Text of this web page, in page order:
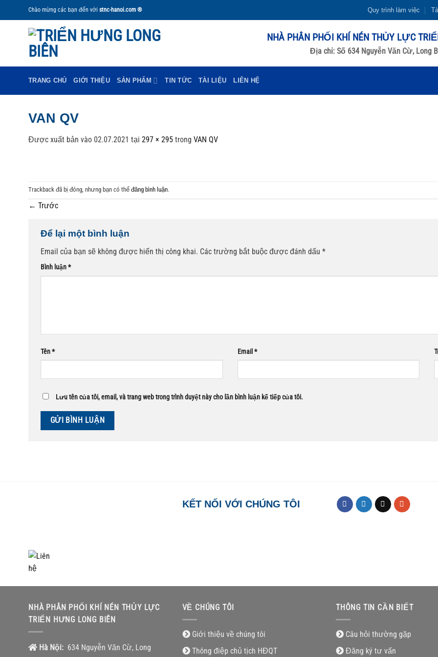
qua
Chào mừng các bạn đến với stnc-hanoi.com ® Quy trình làm việc
NHÀ PHÂN PHỐI KHÍ NÉN THỦY LỰC
Địa chỉ: Số 634 Nguyễn Văn Cừ, Long
TRANG CHỦ GIỚI THIỆU SẢN PHẨM TIN TỨC TÀI LIỆU LIÊN HỆ
VAN QV
Được xuất bản vào 02.07.2021 tại 297 × 295 trong VAN QV
Trackback đã bị đóng, nhưng bạn có thể đăng bình luận.
← Trước
Để lại một bình luận
Email của bạn sẽ không được hiển thị công khai. Các trường bắt buộc được đánh dấu *
Bình luận*
Tên* Email *
Lưu tên của tôi, email, và trang web trong trình duyệt này cho lần bình luận kế tiếp của tôi.
KẾT NỐI VỚI CHÚNG TÔI
NHÀ PHÂN PHỐI KHÍ NÉN THỦY LỰC
TRIỂN HƯNG LONG BIÊN
Hà Nội: 634 Nguyễn Văn Cừ, Long
VỀ CHÚNG TÔI
Giới thiệu về chúng tôi
Thông điệp chủ tịch HĐQT
THÔNG TIN CẦN BIẾT
Câu hỏi thường gặp
Đăng ký tư vấn